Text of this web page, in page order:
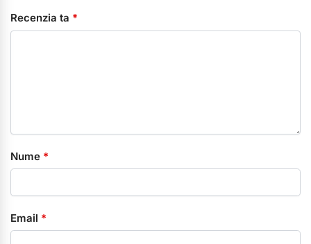
Recenzia ta *
Nume *
Email *